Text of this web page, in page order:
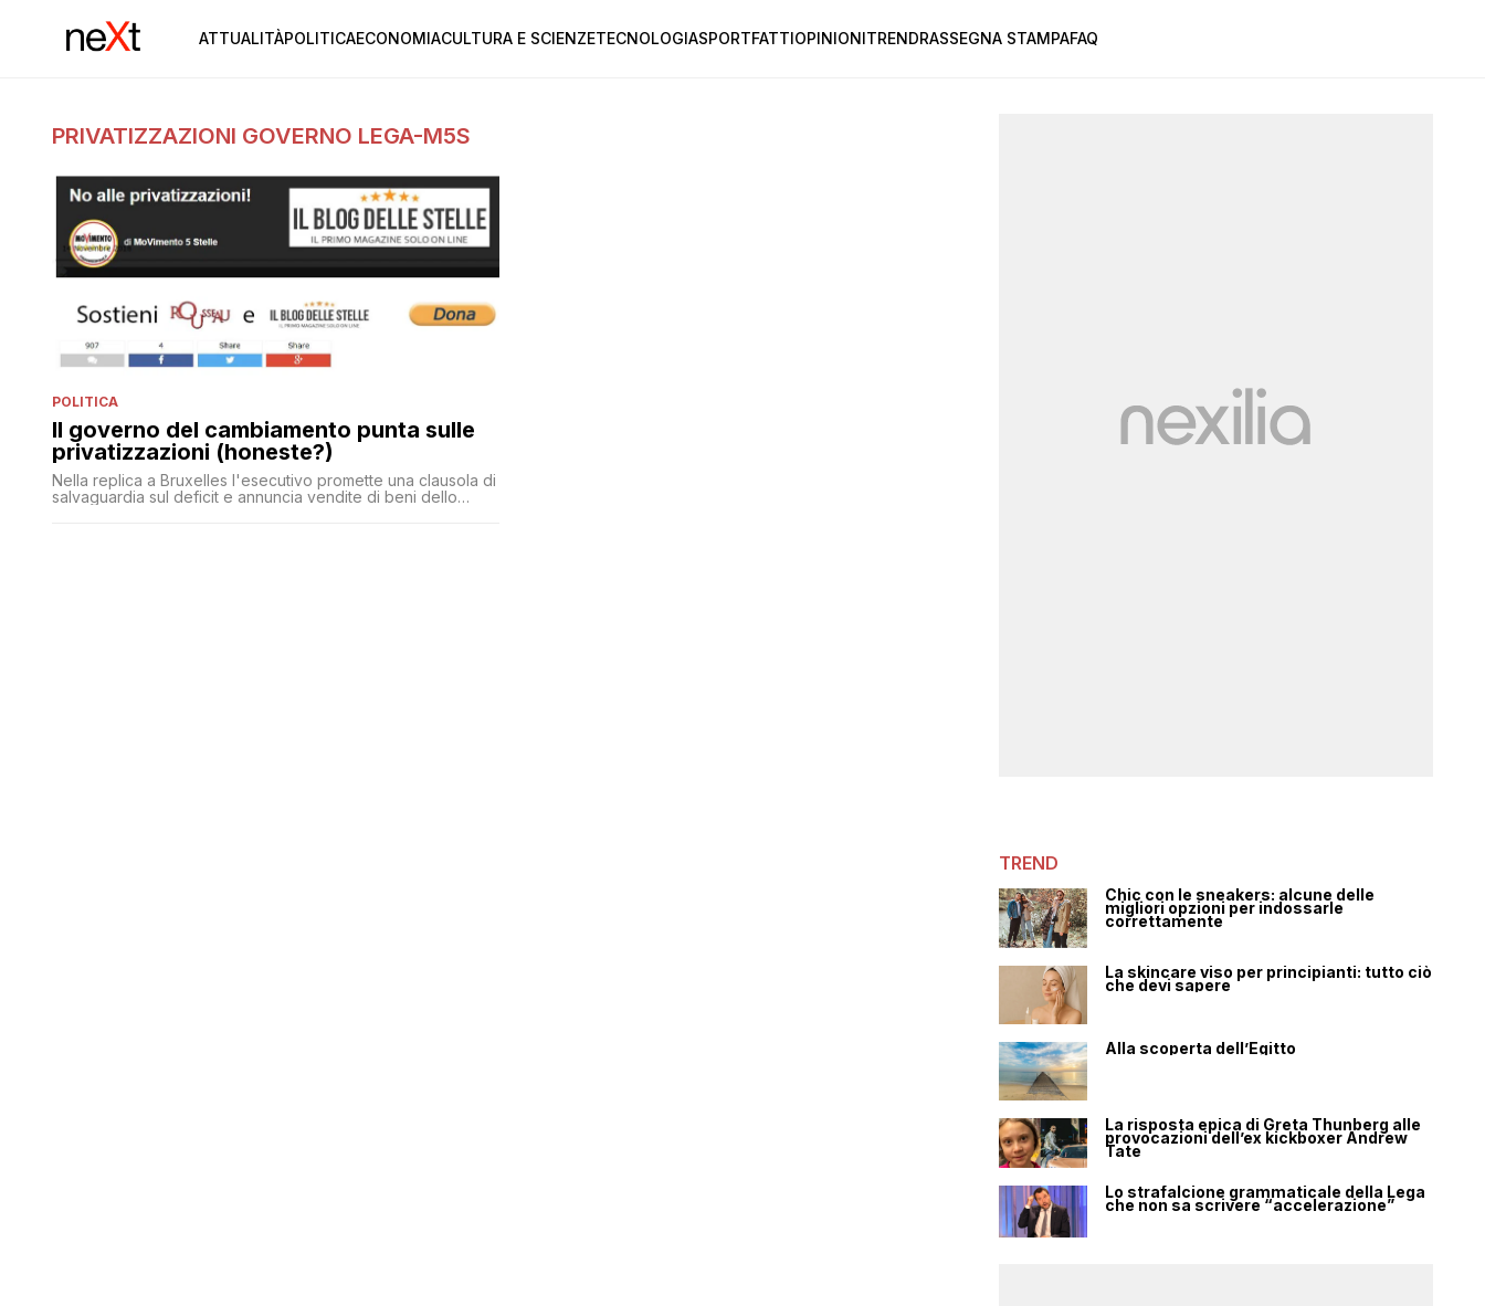
ATTUALITÀPOLITICAECONOMIACULTURA E SCIENZETECNOLOGIASPORTFATTIOPINIONITRENDRASSEGNA STAMPAFAQ
PRIVATIZZAZIONI GOVERNO LEGA-M5S
POLITICA
Il governo del cambiamento punta sulle
privatizzazioni (honeste?)
Nella replica a Bruxelles l'esecutivo promette una clausola di
salvaguardia sul deficit e annuncia vendite di beni dello
TREND
Chic con le sneakers: alcune delle
migliori opzioni per indossarle
correttamente
La skincare viso per principianti: tutto ciò
che devi sapere
Alla scoperta dell’Egitto
La risposta epica di Greta Thunberg alle
provocazioni dell’ex kickboxer Andrew
Tate
Lo strafalcione grammaticale della Lega
che non sa scrivere “accelerazione”